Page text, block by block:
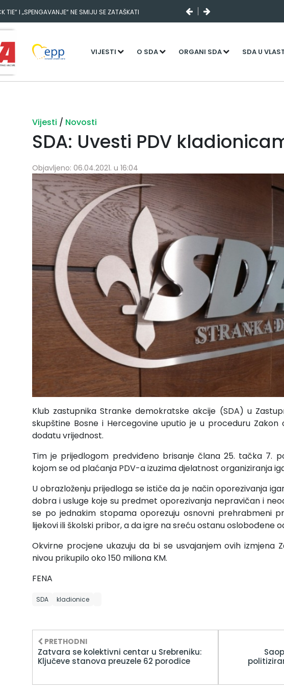
TIE“ I „SPENGAVANJE“ NE SMIJU SE ZATAŠKATI
VIJESTI O SDA ORGANI SDA SDA U
Vijesti / Novosti
SDA: Uvesti PDV
Objavljeno: 06.04.2021. u 16:04
Klub zastupnika Stranke demokratske akcije (SDA) u
skupštine Bosne i Hercegovine uputio je u proceduru
dodatu vrijednost.
Tim je prijedlogom predviđeno brisanje člana 25. tačka 7.
kojom se od plaćanja PDV-a izuzima djelatnost organiziranja
U obrazloženju prijedloga se ističe da je način oporezivanja
dobra i usluge koje su predmet oporezivanja nepravičan i
se po jednakim stopama oporezuju osnovni prehrabmeni
lijekovi ili školski pribor, a da igre na sreću ostanu oslobođene
Okvirne procjene ukazuju da bi se usvajanjem ovih izmjena
nivou prikupilo oko 150 miliona KM.
FENA
SDA kladionice
PRETHODNI
Zatvara se kolektivni centar u Srebreniku:
Ključeve stanova preuzele 62 porodice